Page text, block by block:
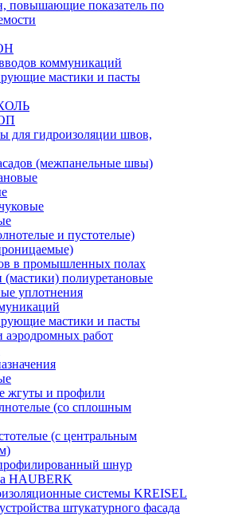
повышающие показатель по
коммуникаций
мастики и пасты
для гидроизоляции швов,
(межпанельные швы)
и пустотелые)
в промышленных полах
(мастики) полиуретановые
уплотнения
мастики и пасты
работ
жгуты и профили
(со сплошным
(с центральным
шнур
HAUBERK
системы KREISEL
штукатурного фасада